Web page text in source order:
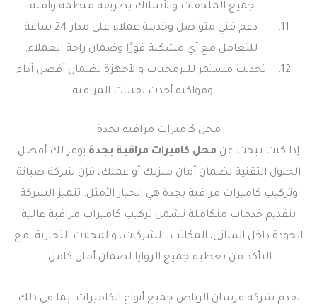
جميع الملحقات والأسلاك بطريقة منظمة وآمنة.
دعم فني متواصل وخدمة عملاء على مدار 24 ساعة
للتعامل مع أي مشكلة فورًا وضمان راحة العملاء.
تحديث مستمر للبرمجيات والأجهزة لضمان أفضل أداء
ومواكبة أحدث تقنيات المراقبة.
محل كاميرات مراقبه بجدة
إذا كنت تبحث عن محل كاميرات مراقبة بجدة يوفر لك أفضل
الحلول التقنية لضمان أمان منزلك أو عملك، فإن شركة صيانة
وتركيب كاميرات مراقبة بجدة هي الخيار الأمثل. تتميز الشركة
بتقديم خدمات متكاملة تشمل تركيب كاميرات مراقبة عالية
الجودة داخل المنازل، المكاتب، الشركات، والمحلات التجارية، مع
التأكد من تغطية جميع الزوايا لضمان أمان كامل.
تقدم شركة فرسان الرياض جميع أنواع الكاميرات، بما في ذلك